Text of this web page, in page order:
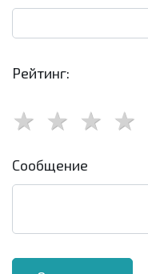
Рейтинг:
Сообщение